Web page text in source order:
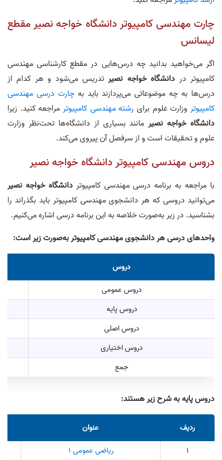
چارت مهندسی کامپیوتر دانشگاه خواجه‌ نصیر مقطع
لیسانس
اگر می‌خواهید بدانید چه درس‌هایی در مقطع کارشناسی مهندسی
کامپیوتر در دانشگاه خواجه‌ نصیرتدریس می‌شود و هر کدام از
درس‌ها به چه موضوعاتی می‌پردازند باید بهچارت درسی مهندسی
کامپیوتروزارت علوم برای رشته مهندسی کامپیوتر مراجعه کنید. زیرا
دانشگاه خواجه‌ نصیرمانند بسیاری از دانشگاه‌ها تحت‌نظر وزارت
علوم و تحقیقات است و از سرفصل آن پیروی می‌کند.
دروس مهندسی کامپیوتر دانشگاه خواجه‌ نصیر
با مراجعه به برنامه درسی مهندسی کامپیوتر دانشگاه خواجه‌ نصیر
می‌توانید دروسی که هر دانشجوی مهندسی کامپیوتر باید بگذراند را
بشناسید. در زیر به‌صورت خلاصه به این برنامه درسی اشاره می‌کنیم.
واحد‌های درسی هر دانشجوی مهندسی کامپیوتر به‌صورت زیر است:
دروس
دروس عمومی
دروس پایه
دروس اصلی
دروس اختیاری
جمع
دروس پایه به شرح زیر هستند:
ردیف
عنوان
1
ریاضی عمومی ۱